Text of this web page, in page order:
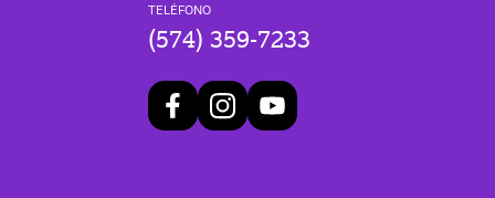
TELÉFONO
(574) 359-7233